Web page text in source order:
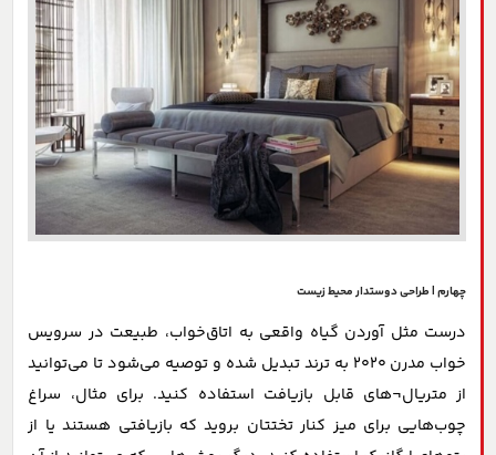
چهارم | طراحی دوستدار محیط زیست
درست مثل آوردن گیاه واقعی به اتاق‌خواب، طبیعت در سرویس
خواب مدرن 2020 به ترند تبدیل شده و توصیه می‌شود تا می‌توانید
از متریال¬های قابل بازیافت استفاده کنید. برای مثال، سراغ
چوب‌هایی برای میز کنار تختتان بروید که بازیافتی هستند یا از